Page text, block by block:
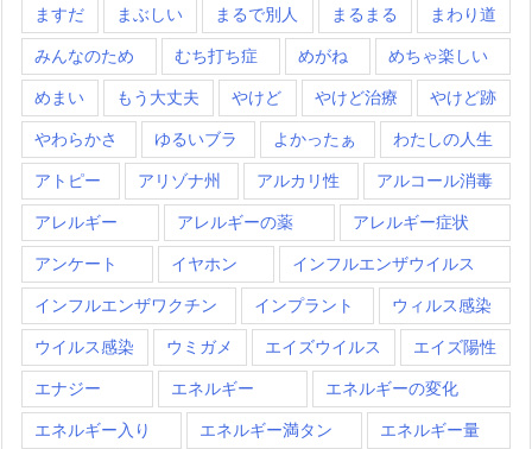
ますだ まぶしい まるで別人 まるまる まわり道
みんなのため むち打ち症 めがね めちゃ楽しい
めまい もう大丈夫 やけど やけど治療 やけど跡
やわらかさ ゆるいブラ よかったぁ わたしの人生
アトピー アリゾナ州 アルカリ性 アルコール消毒
アレルギー アレルギーの薬 アレルギー症状
アンケート イヤホン インフルエンザウイルス
インフルエンザワクチン インプラント ウィルス感染
ウイルス感染 ウミガメ エイズウイルス エイズ陽性
エナジー エネルギー エネルギーの変化
エネルギー入り エネルギー満タン エネルギー量